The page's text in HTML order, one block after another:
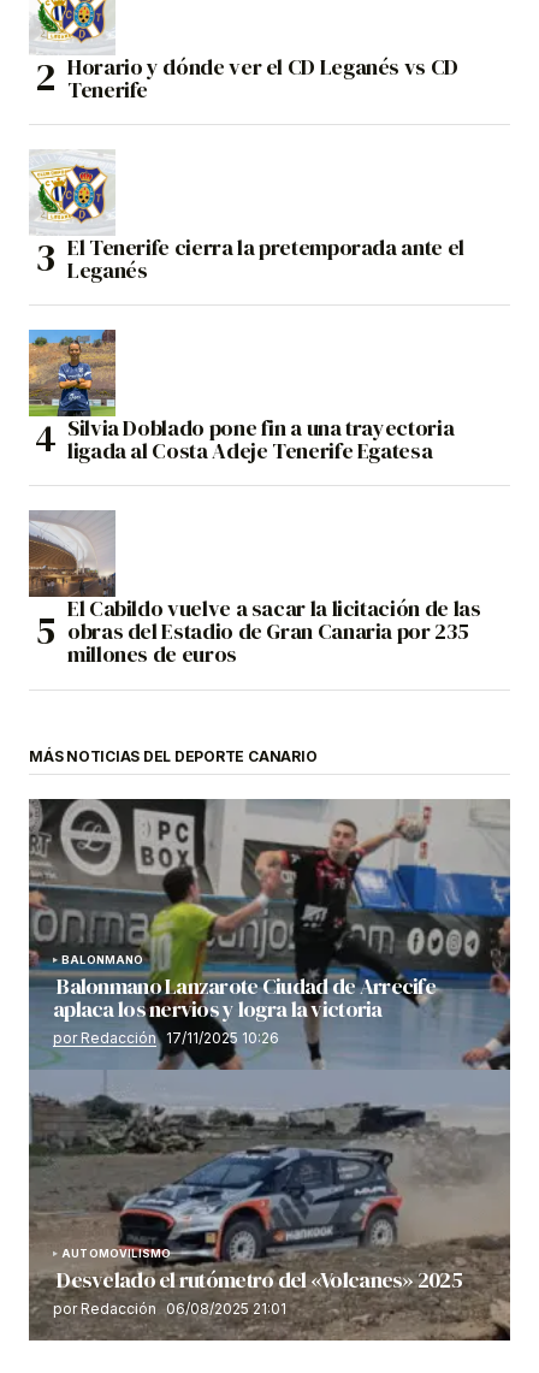
Horario y dónde ver el CD Leganés vs CD
Tenerife
El Tenerife cierra la pretemporada ante el
Leganés
Silvia Doblado pone fin a una trayectoria
ligada al Costa Adeje Tenerife Egatesa
El Cabildo vuelve a sacar la licitación de las
obras del Estadio de Gran Canaria por 235
millones de euros
MÁS NOTICIAS DEL DEPORTE CANARIO
BALONMANO
Balonmano Lanzarote Ciudad de Arrecife
aplaca los nervios y logra la victoria
por Redacción 17/11/2025 10:26
AUTOMOVILISMO
Desvelado el rutómetro del «Volcanes» 2025
por Redacción 06/08/2025 21:01